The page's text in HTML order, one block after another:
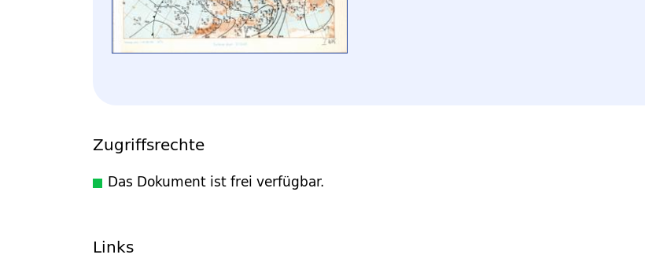
Zugriffsrechte
Das Dokument ist frei verfügbar.
Links